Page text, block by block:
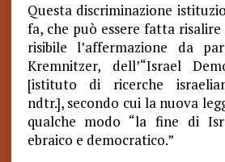
Questa discriminazione
fa, che può essere fatta
risibile l’affermazione da
Kremnitzer, dell’“Israel
[istituto di ricerche
ndtr.], secondo cui la nuova
qualche modo “la fine di
ebraico e democratico.”